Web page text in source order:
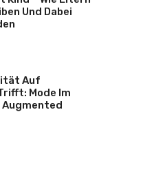
Und Dabei
Auf
Mode Im